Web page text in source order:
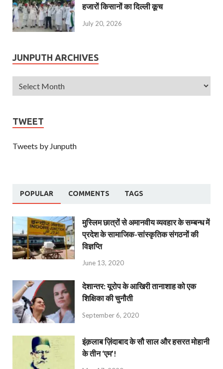
हजारों किसानों का दिल्ली कूच
July 20, 2026
JUNPUTH ARCHIVES
TWEET
Tweets by Junputh
POPULAR COMMENTS TAGS
मुस्लिम छात्रों से अमानवीय व्यवहार के सम्बन्ध में
प्रदेश के सामाजिक-सांस्कृतिक संगठनों की
विज्ञप्ति
June 13, 2020
देशान्‍तर: यूरोप के आखिरी तानाशाह को एक
शिक्षिका की चुनौती
September 6, 2020
इंक़लाब ज़िंदाबाद के सौ साल और हसरत मोहानी
के तीन ‘एम’!